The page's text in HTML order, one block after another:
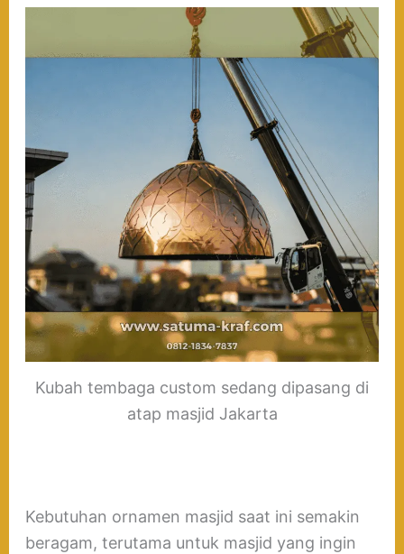
Kubah tembaga custom sedang dipasang di
atap masjid Jakarta
Kebutuhan ornamen masjid saat ini semakin
beragam, terutama untuk masjid yang ingin